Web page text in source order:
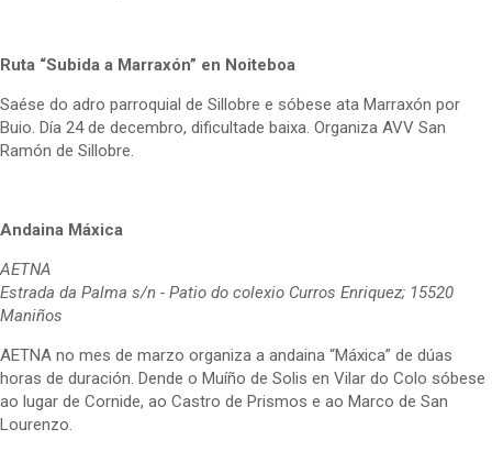
Ruta “Subida a Marraxón” en Noiteboa
Saése do adro parroquial de Sillobre e sóbese ata Marraxón por
Buio. Día 24 de decembro, dificultade baixa. Organiza AVV San
Ramón de Sillobre.
Andaina Máxica
AETNA
Estrada da Palma s/n - Patio do colexio Curros Enriquez; 15520
Maniños
AETNA no mes de marzo organiza a andaina “Máxica” de dúas
horas de duración. Dende o Muíño de Solis en Vilar do Colo sóbese
ao lugar de Cornide, ao Castro de Prismos e ao Marco de San
Lourenzo.